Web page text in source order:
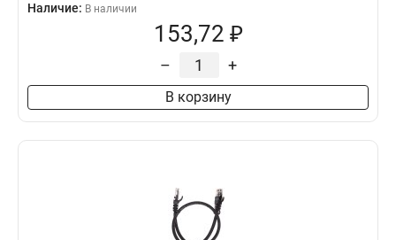
Наличие: В наличии
153,72 ₽
– +
В корзину